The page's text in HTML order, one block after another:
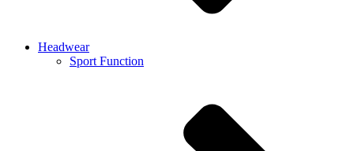
Headwear
Sport Function